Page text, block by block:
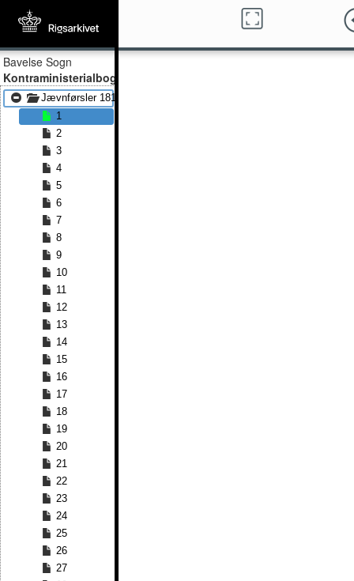
Bavelse Sogn
Kontraministerialbog
Jævnførsler 1814 - Jævnførsler 1853
1
2
3
4
5
6
7
8
9
10
11
12
13
14
15
16
17
18
19
20
21
22
23
24
25
26
27